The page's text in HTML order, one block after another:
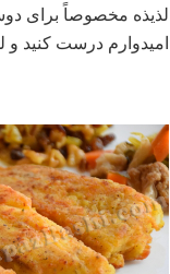
لذیذه مخصوصاً برای
امیدوارم درست کنید